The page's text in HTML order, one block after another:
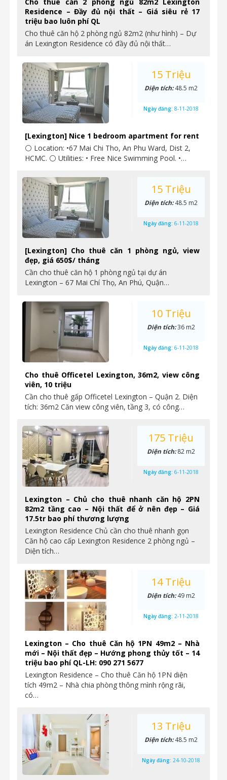
Residence – Đầy đủ nội thất – Giá siêu rẻ 17
triệu bao luôn phí QL
Cho thuê căn hộ 2 phòng ngủ 82m2 (như hình) – Dự
án Lexington Residence có đầy đủ nội thất…
[Lexington] Nice 1 bedroom apartment for rent
⚪ Location: •67 Mai Chi Tho, An Phu Ward, Dist 2,
HCMC. ⚪ Utilities: • Free Nice Swimming Pool. •…
15 Triệu
Diện tích:48.5 m2
Ngày đăng: 8-11-2018
[Lexington] Cho thuê căn 1 phòng ngủ, view
đẹp, giá 650$/ tháng
Cần cho thuê căn hộ 1 phòng ngủ tại dự án
Lexington – 67 Mai Chí Thọ, An Phú, Quận…
15 Triệu
Diện tích:48.5 m2
Ngày đăng: 6-11-2018
Cho thuê Officetel Lexington, 36m2, view công
viên, 10 triệu
Cần cho thuê gấp Officetel Lexington – Quận 2. Diện
tích: 36m2 Căn view công viên, tầng 3, có công…
10 Triệu
Diện tích:36 m2
Ngày đăng: 6-11-2018
Lexington – Chủ cho thuê nhanh căn hộ 2PN
82m2 tầng cao – Nội thất để ở nên đẹp – Giá
17.5tr bao phí thương lượng
Lexington Residence Chủ cần cho thuê nhanh gọn
Căn hộ cao cấp Lexington Residence 2 phòng ngủ –
Diện tích…
175 Triệu
Diện tích:82 m2
Ngày đăng: 6-11-2018
Lexington – Cho thuê Căn hộ 1PN 49m2 – Nhà
mới – Nội thất đẹp – Hướng phong thủy tốt – 14
triệu bao phí QL-LH: 090 271 5677
Lexington Residence – Cho thuê Căn hộ 1PN diện
tích 49m2 – Nhà chia phòng thông mình rộng rãi,
có…
14 Triệu
Diện tích:49 m2
Ngày đăng: 2-11-2018
13 Triệu
Diện tích:48.5 m2
Ngày đăng: 24-10-2018